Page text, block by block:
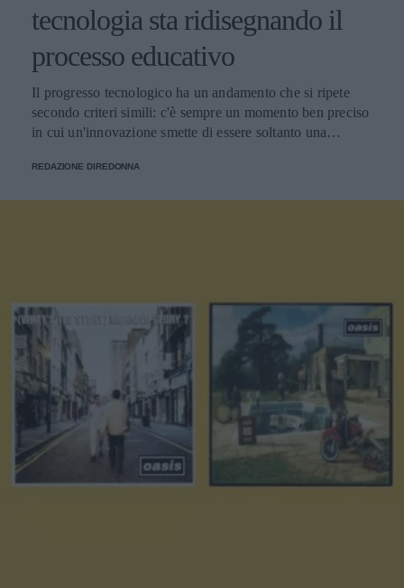
tecnologia sta ridisegnando il
processo educativo
Il progresso tecnologico ha un andamento che si ripete
secondo criteri simili: c'è sempre un momento ben preciso
in cui un'innovazione smette di essere soltanto una
REDAZIONE DIREDONNA